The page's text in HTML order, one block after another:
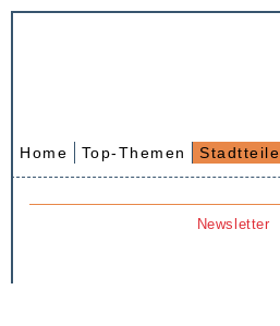
Home Top-Themen Stadtteile
Newsletter